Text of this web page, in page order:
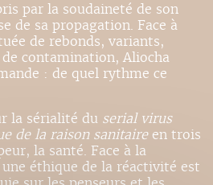
par la soudaineté de son
de sa propagation. Face à
de rebonds, variants,
contamination, Aliocha
: de quel rythme ce
la sérialité du serial virus
de la raison sanitaireen trois
la santé. Face à la
éthique de la réactivité est